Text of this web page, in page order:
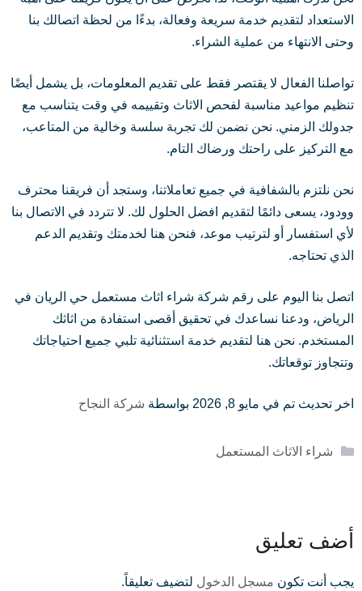
الاستعداد لتقديم خدمة سريعة وفعالة، بدءًا من لحظة اتصالك بنا
وحتى الانتهاء من عملية الشراء.
تواصلنا الفعال لا يقتصر فقط على تقديم المعلومات، بل يشمل أيضًا
تنظيم مواعيد مناسبة لفحص الاثاث وتقييمه في وقت يتناسب مع
جدولك الزمني. نحن نضمن لك تجربة سلسة وخالية من المتاعب،
مع التركيز على راحتك ورضاك التام.
نحن نلتزم بالشفافية في جميع تعاملاتنا، وستجد أن فريقنا محترف
وودود، يسعى دائمًا لتقديم افضل الحلول لك. لا تتردد في الاتصال بنا
لأي استفسار أو لترتيب موعد، فنحن هنا لخدمتك وتقديم الدعم
الذي تحتاجه.
اتصل بنا اليوم على رقم شركة شراء اثاث مستعمل حي الريان في
الرياض، ودعنا نساعدك في تحقيق أقصى استفادة من اثاثك
المستخدم. نحن هنا لتقديم خدمة استثنائية تلبي جميع احتياجاتك
وتتجاوز توقعاتك.
اخر تحديث تم في مايو 8, 2026 بواسطة شركة النجاح
التصنيفات
شراء الاثاث المستعمل
أضف تعليق
يجب أنت تكون مسجل الدخول لتضيف تعليقاً.